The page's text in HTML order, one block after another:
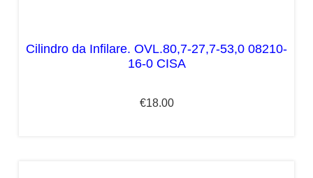
Cilindro da Infilare. OVL.80,7-27,7-53,0 08210-
16-0 CISA
€18.00